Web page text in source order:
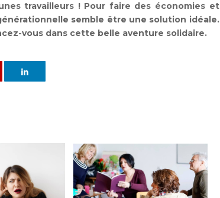
travailleurs ! Pour faire des économies et
semble être une solution idéale.
vous dans cette belle aventure solidaire.